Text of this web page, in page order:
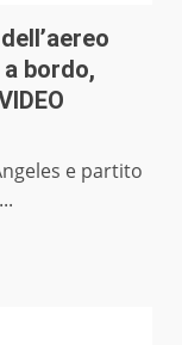
bordo,
e partito